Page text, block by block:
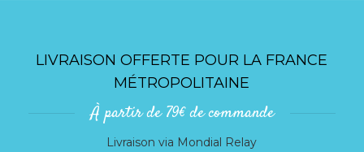
LIVRAISON OFFERTE POUR LA FRANCE
MÉTROPOLITAINE
À partir de 79€ de commande
Livraison via Mondial Relay